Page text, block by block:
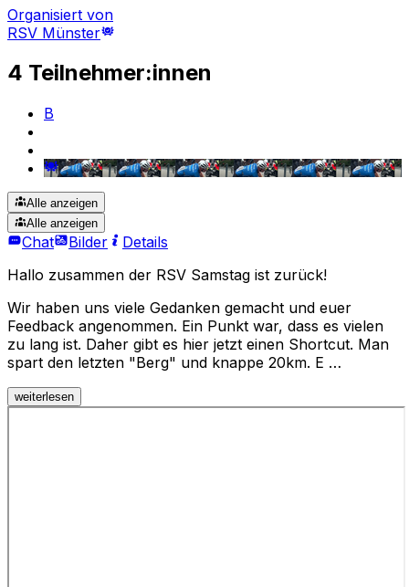
Organisiert von
RSV Münster
4 Teilnehmer:innen
B
Alle anzeigen
Alle anzeigen
Chat Bilder
Details
Hallo zusammen der RSV Samstag ist zurück!
Wir haben uns viele Gedanken gemacht und euer
Feedback angenommen. Ein Punkt war, dass es vielen
zu lang ist. Daher gibt es hier jetzt einen Shortcut. Man
spart den letzten "Berg" und knappe 20km. E …
weiterlesen